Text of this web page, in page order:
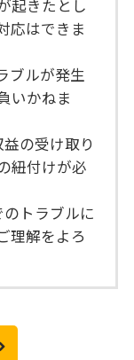
起きたとし
応はできま
ブルが発生
いかねま
の受け取り
紐付けが必
トラブルに
理解をよろ